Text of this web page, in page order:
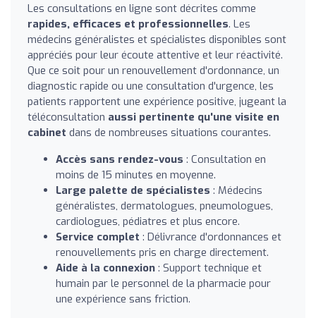
Les consultations en ligne sont décrites comme
rapides, efficaces et professionnelles. Les
médecins généralistes et spécialistes disponibles sont
appréciés pour leur écoute attentive et leur réactivité.
Que ce soit pour un renouvellement d'ordonnance, un
diagnostic rapide ou une consultation d'urgence, les
patients rapportent une expérience positive, jugeant la
téléconsultation aussi pertinente qu'une visite en
cabinet dans de nombreuses situations courantes.
Accès sans rendez-vous : Consultation en
moins de 15 minutes en moyenne.
Large palette de spécialistes : Médecins
généralistes, dermatologues, pneumologues,
cardiologues, pédiatres et plus encore.
Service complet : Délivrance d'ordonnances et
renouvellements pris en charge directement.
Aide à la connexion : Support technique et
humain par le personnel de la pharmacie pour
une expérience sans friction.